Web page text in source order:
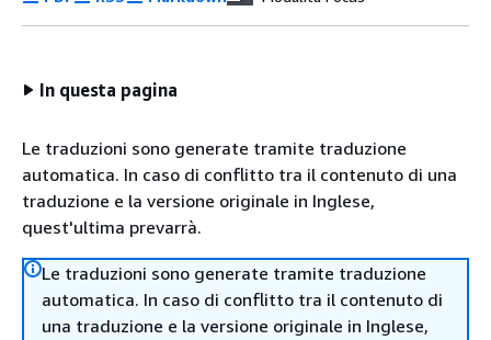
In questa pagina
Le traduzioni sono generate tramite traduzione
automatica. In caso di conflitto tra il contenuto di una
traduzione e la versione originale in Inglese,
quest'ultima prevarrà.
Le traduzioni sono generate tramite traduzione
automatica. In caso di conflitto tra il contenuto di
una traduzione e la versione originale in Inglese,